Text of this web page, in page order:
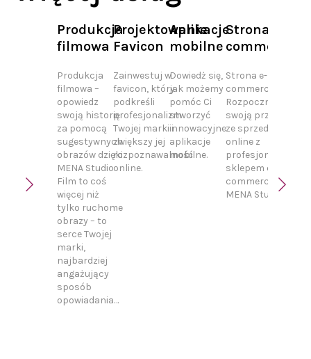
Produkcja
filmowa
Produkcja
filmowa –
opowiedz
swoją historię
za pomocą
sugestywnych
obrazów dzięki
MENA Studio
Film to coś
więcej niż
tylko ruchome
obrazy – to
serce Twojej
marki,
najbardziej
angażujący
sposób
opowiadania…
Projektowanie
Favicon
Zainwestuj w
favicon, który
podkreśli
profesjonalizm
Twojej marki i
zwiększy jej
rozpoznawalność
online.
Aplikacje
mobilne
Dowiedż się,
jak możemy
pomóc Ci
stworzyć
innowacyjne
aplikacje
mobilne.
Strona e-
commerce
Strona e-
commerce.
Rozpocznij
swoją przygodę
ze sprzedażą
online z
profesjonalnym
sklepem e-
commerce od
MENA Studio.